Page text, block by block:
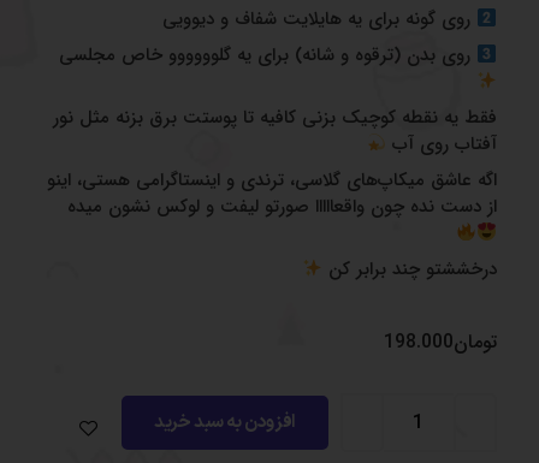
روی گونه برای یه هایلایت شفاف و دیوویی
روی بدن (ترقوه و شانه) برای یه گلوووووو خاص مجلسی
فقط یه نقطه کوچیک بزنی کافیه تا پوستت برق بزنه مثل نور
آفتاب روی آب
اگه عاشق میکاپ‌های گلاسی، ترندی و اینستاگرامی هستی، اینو
از دست نده چون واقعااااا صورتو لیفت و لوکس نشون میده
درخششتو چند برابر کن
تومان198.000
افزودن به سبد خرید